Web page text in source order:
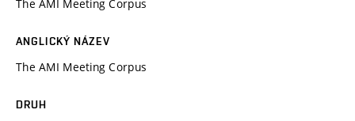
The AMI Meeting Corpus
ANGLICKÝ NÁZEV
The AMI Meeting Corpus
DRUH